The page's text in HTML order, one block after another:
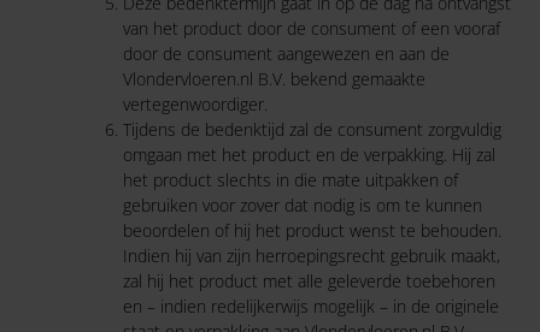
van het product door de consument of een vooraf
door de consument aangewezen en aan de
Vlondervloeren.nl B.V. bekend gemaakte
vertegenwoordiger.
Tijdens de bedenktijd zal de consument zorgvuldig
omgaan met het product en de verpakking. Hij zal
het product slechts in die mate uitpakken of
gebruiken voor zover dat nodig is om te kunnen
beoordelen of hij het product wenst te behouden.
Indien hij van zijn herroepingsrecht gebruik maakt,
zal hij het product met alle geleverde toebehoren
en – indien redelijkerwijs mogelijk – in de originele